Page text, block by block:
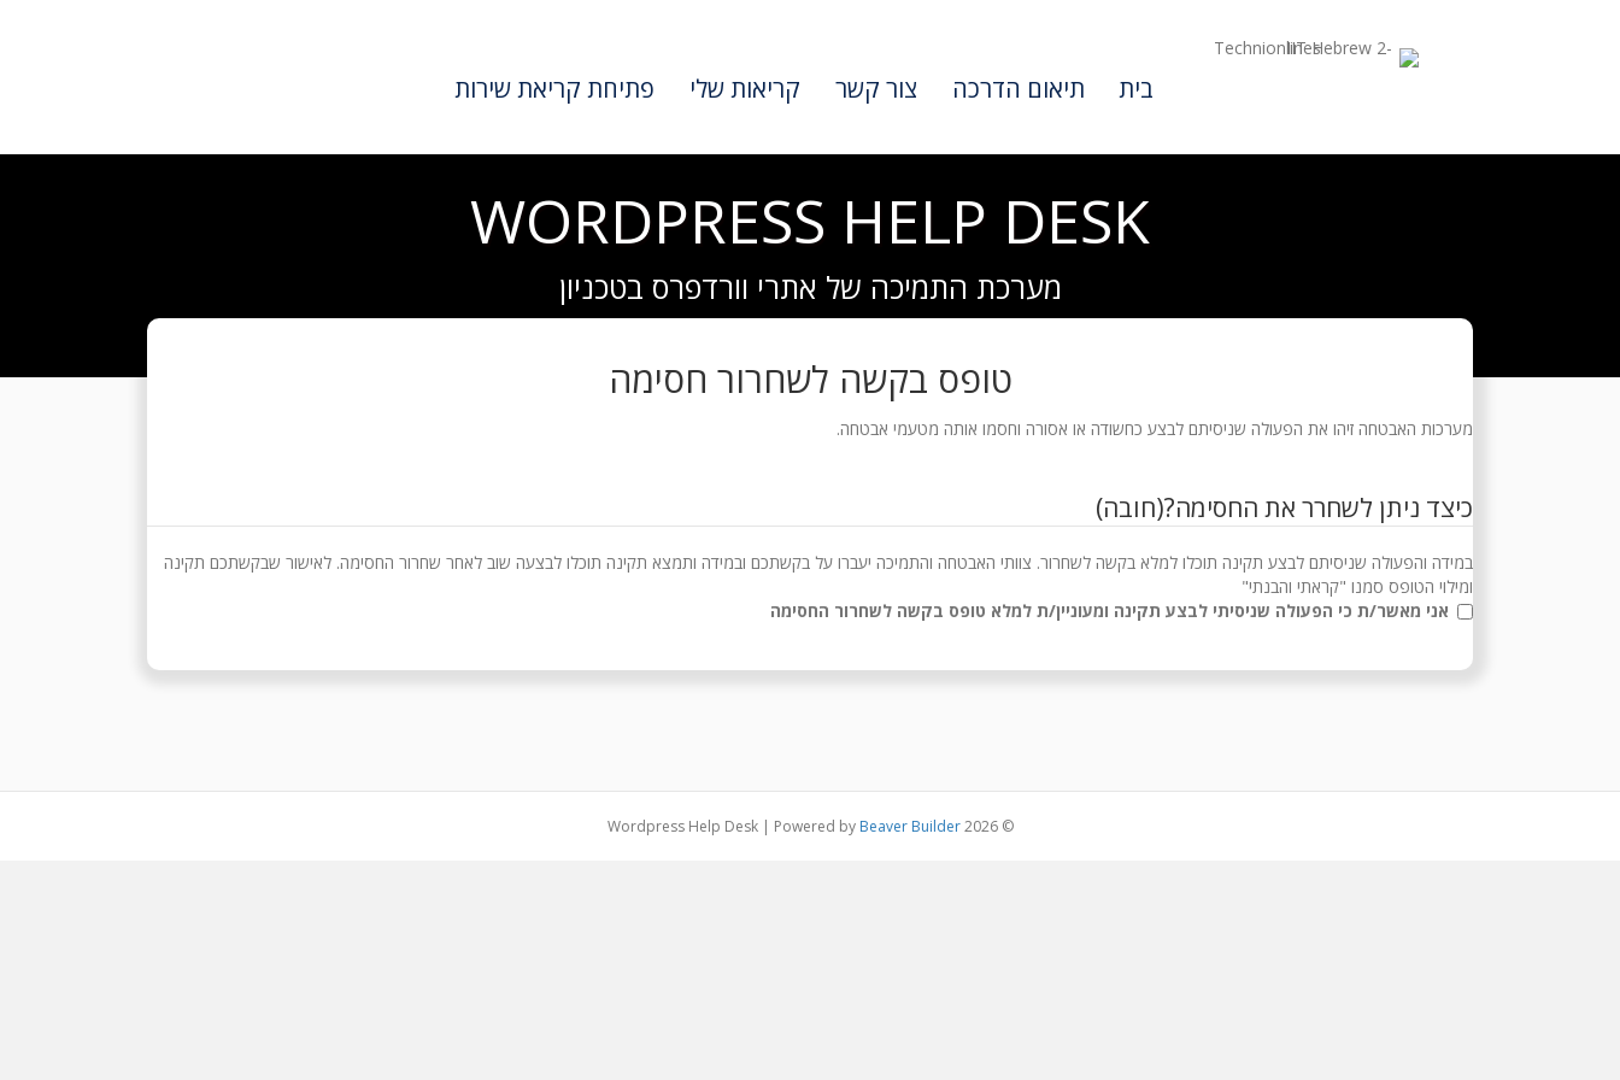
בית תיאום הדרכה צור קשר קריאות שלי פתיחת קריאת שירות
WORDPRESS HELP DESK
מערכת התמיכה של אתרי וורדפרס בטכניון
טופס בקשה לשחרור חסימה
מערכות האבטחה זיהו את הפעולה שניסיתם לבצע כחשודה או אסורה וחסמו אותה מטעמי אבטחה.
כיצד ניתן לשחרר את החסימה?(חובה)
במידה והפעולה שניסיתם לבצע תקינה תוכלו למלא בקשה לשחרור. צוותי האבטחה והתמיכה יעברו על בקשתכם ובמידה ותמצא תקינה תוכלו לבצעה שוב לאחר שחרור החסימה. לאישור שבקשתכם תקינה
ומילוי הטופס סמנו "קראתי והבנתי"
אני מאשר/ת כי הפעולה שניסיתי לבצע תקינה ומעוניין/ת למלא טופס בקשה לשחרור החסימה
© 2026 Wordpress Help Desk
| Powered by Beaver Builder